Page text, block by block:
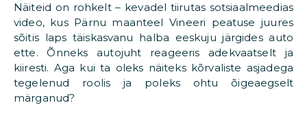
Näiteid on rohkelt – kevadel tiirutas sotsiaalmeedias
video, kus Pärnu maanteel Vineeri peatuse juures
sõitis laps täiskasvanu halba eeskuju järgides auto
ette. Õnneks autojuht reageeris adekvaatselt ja
kiiresti. Aga kui ta oleks näiteks kõrvaliste asjadega
tegelenud roolis ja poleks ohtu õigeaegselt
märganud?